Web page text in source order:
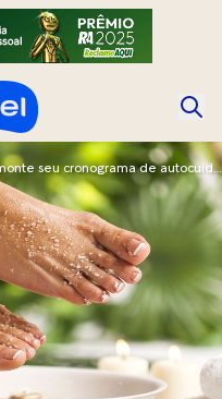
Spa dos pés: monte seu cronograma de autocuidado